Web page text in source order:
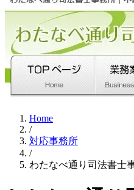
Home
/
対応事務所
/
わたなべ通り司法書士